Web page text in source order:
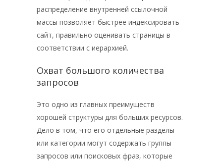
распределение внутренней ссылочной
массы позволяет быстрее индексировать
сайт, правильно оценивать страницы в
соответствии с иерархией.
Охват большого количества
запросов
Это одно из главных преимуществ
хорошей структуры для больших ресурсов.
Дело в том, что его отдельные разделы
или категории могут содержать группы
запросов или поисковых фраз, которые